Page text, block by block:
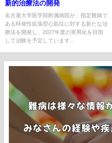
新的治療法の開発
名古屋大学医学部附属病院が、指定難病で
ある特発性拡張型心筋症に対する新たな治
療法を開発し、2027年度の実用化を目指
して治験を予定しています...